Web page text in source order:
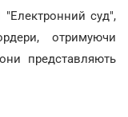
"Електронний суд",
отримуючи
представляють